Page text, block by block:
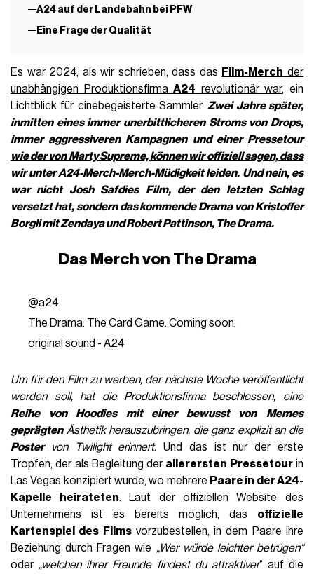
A24 auf der Landebahn bei PFW
Eine Frage der Qualität
Es war 2024, als wir schrieben, dass das Film-Merch der
unabhängigen ProduktionsfirmaA24 revolutionär war, ein
Lichtblick für cinebegeisterte Sammler.Zwei Jahre später,
inmitten eines immer unerbittlicheren Stroms von Drops,
immer aggressiveren Kampagnen und einer Pressetour
wie der von Marty Supreme, können wir offiziell sagen, dass
wir unter A24-Merch-Merch-Müdigkeit leiden. Und nein, es
war nicht Josh Safdies Film, der den letzten Schlag
versetzt hat, sondern das kommende Drama von Kristoffer
Borgli mitZendayaund Robert Pattinson, The Drama.
Das Merch von The Drama
@a24
The Drama: The Card Game. Coming soon.
original sound - A24
Um für den Film zu werben, der nächste Woche veröffentlicht
werden soll, hat die Produktionsfirma beschlossen, eine
Reihe von Hoodies mit einer bewusst von
Memes
geprägtenÄsthetik herauszubringen, die ganz explizit an die
Postervon Twilight erinnert. Und das ist nur der erste
Tropfen, der als Begleitung der allerersten Pressetourin
Las Vegas konzipiert wurde, wo mehrere Paare in der A24-
Kapelle heirateten. Laut der offiziellen Website des
Unternehmens ist es bereits möglich, das offizielle
Kartenspiel des Filmsvorzubestellen, in dem Paare ihre
Beziehung durch Fragen wie „Wer würde leichter betrügen“
oder „welchen ihrer Freunde findest du attraktiver“ auf die